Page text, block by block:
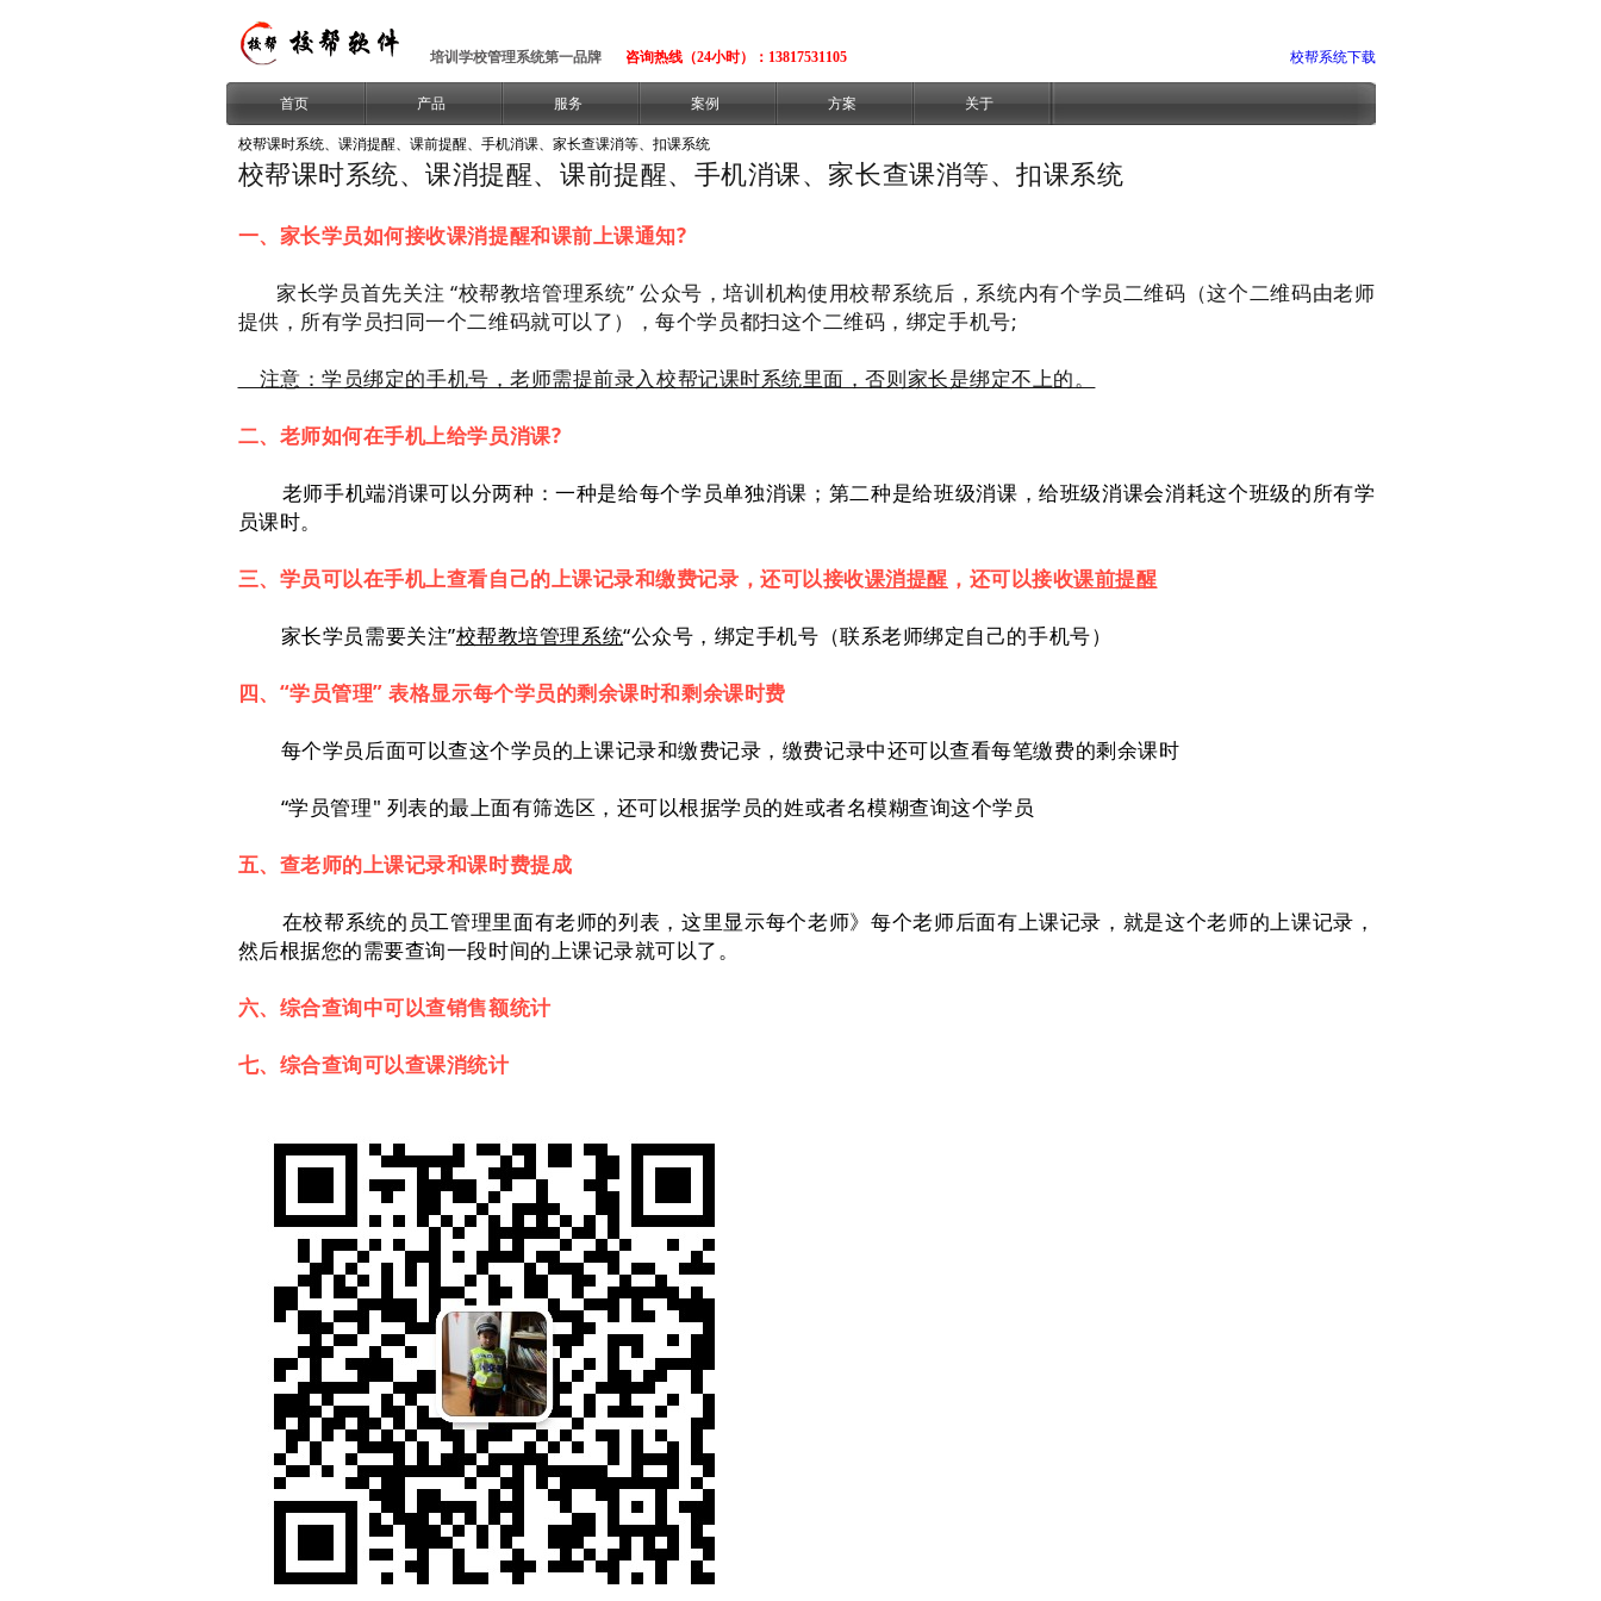
培训学校管理系统第一品牌 咨询热线（24小时）：13817531105 校帮系统下载
首页 产品 服务 案例 方案 关于
校帮课时系统、课消提醒、课前提醒、手机消课、家长查课消等、扣课系统
校帮课时系统、课消提醒、课前提醒、手机消课、家长查课消等、扣课系统
一、家长学员如何接收课消提醒和课前上课通知?
家长学员首先关注 “校帮教培管理系统” 公众号，培训机构使用校帮系统后，系统内有个学员二维码（这个二维码由老师
提供，所有学员扫同一个二维码就可以了），每个学员都扫这个二维码，绑定手机号;
注意：学员绑定的手机号，老师需提前录入校帮记课时系统里面，否则家长是绑定不上的。
二、老师如何在手机上给学员消课?
老师手机端消课可以分两种：一种是给每个学员单独消课；第二种是给班级消课，给班级消课会消耗这个班级的所有学
员课时。
三、学员可以在手机上查看自己的上课记录和缴费记录，还可以接收课消提醒 ，还可以接收课前提醒
家长学员需要关注”校帮教培管理系统“公众号，绑定手机号（联系老师绑定自己的手机号）
四、 “学员管理” 表格显示每个学员的剩余课时和剩余课时费
每个学员后面可以查这个学员的上课记录和缴费记录，缴费记录中还可以查看每笔缴费的剩余课时
“学员管理" 列表的最上面有筛选区，还可以根据学员的姓或者名模糊查询这个学员
五、查老师的上课记录和课时费提成
在校帮系统的员工管理里面有老师的列表，这里显示每个老师》每个老师后面有上课记录，就是这个老师的上课记录，
然后根据您的需要查询一段时间的上课记录就可以了。
六、综合查询中可以查销售额统计
七、综合查询可以查课消统计